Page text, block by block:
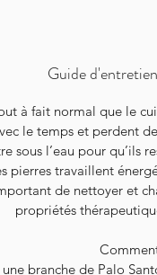
Guide
à fait normal que le
le temps et perdent
sous l’eau pour qu’ils
pierres travaillent
de nettoyer et
propriétés
branche de Palo